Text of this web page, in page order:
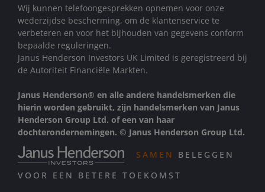
Wij kunnen telefoongesprekken opnemen voor onze
wederzijdse bescherming, om de klantenservice te
verbeteren en voor het bijhouden van gegevens conform
bepaalde reguleringen.
Janus Henderson Investors UK Limited is geregistreerd bij
de Autoriteit Financiële Markten.
Janus Henderson® en alle andere handelsmerken die
hierin worden gebruikt, zijn handelsmerken van Janus
Henderson Group Ltd. of een van haar
dochterondernemingen. © Janus Henderson Group Ltd.
SAMEN
BELEGGEN
VOOR EEN BETERE TOEKOMST